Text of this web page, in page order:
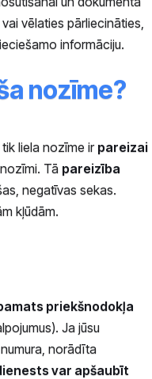
vēlaties pārliecināties,
informāciju.
nozīme?
liela nozīme ir pareizai
Tā pareizība
negatīvas sekas.
kļūdām.
priekšnodokļa
Ja jūsu
norādīta
var apšaubīt